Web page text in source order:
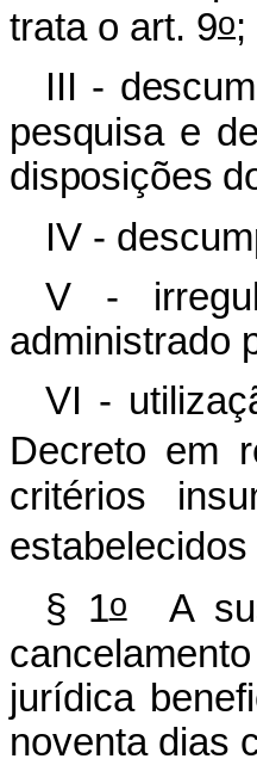
trata o art. 9o;
III -
pesquisa e
disposições
IV -
V -
administrado
VI -
Decreto em
critérios
estabelecidos
§ 1oA
jurídica
noventa dias